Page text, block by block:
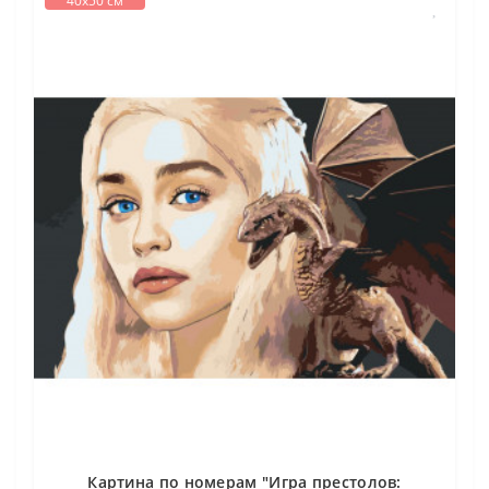
Картина по номерам "Игра престолов: